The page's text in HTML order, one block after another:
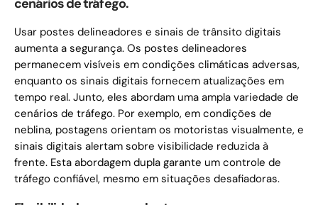
cenários de tráfego.
Usar postes delineadores e sinais de trânsito digitais
aumenta a segurança. Os postes delineadores
permanecem visíveis em condições climáticas adversas,
enquanto os sinais digitais fornecem atualizações em
tempo real. Junto, eles abordam uma ampla variedade de
cenários de tráfego. Por exemplo, em condições de
neblina, postagens orientam os motoristas visualmente, e
sinais digitais alertam sobre visibilidade reduzida à
frente. Esta abordagem dupla garante um controle de
tráfego confiável, mesmo em situações desafiadoras.